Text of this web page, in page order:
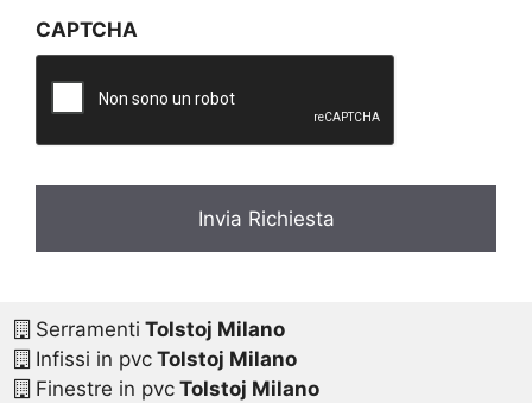
a
c
*
CAPTCHA
Serramenti Tolstoj Milano
Infissi in pvcTolstoj Milano
Finestre in pvcTolstoj Milano